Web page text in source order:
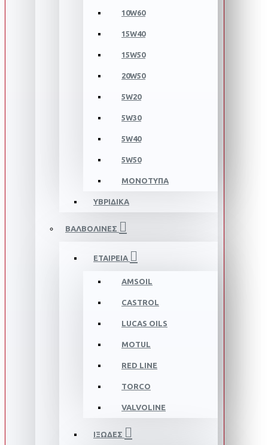
10W60
15W40
15W50
20W50
5W20
5W30
5W40
5W50
ΜΟΝΟΤΥΠΑ
ΥΒΡΙΔΙΚΑ
ΒΑΛΒΟΛΙΝΕΣ
ΕΤΑΙΡΕΙΑ
AMSOIL
CASTROL
LUCAS OILS
MOTUL
RED LINE
TORCO
VALVOLINE
ΙΞΩΔΕΣ